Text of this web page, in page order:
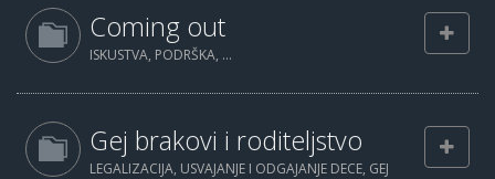
Coming out
ISKUSTVA, PODRŠKA, ...
Gej brakovi i roditeljstvo
LEGALIZACIJA, USVAJANJE I ODGAJANJE DECE, GEJ